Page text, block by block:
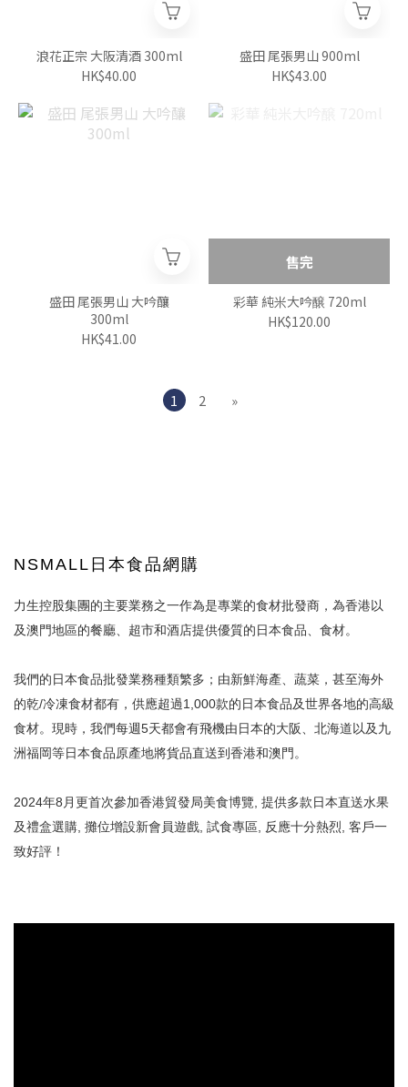
浪花正宗 大阪清酒 300ml
HK$40.00
盛田 尾張男山 900ml
HK$43.00
盛田 尾張男山 大吟釀
300ml
HK$41.00
售完
彩華 純米大吟醸 720ml
HK$120.00
1 2 »
NSMALL日本食品網購
力生控股集團的主要業務之一作為是專業的食材批發商，為香港以
及澳門地區的餐廳、超市和酒店提供優質的日本食品、食材。
我們的日本食品批發業務種類繁多；由新鮮海產、蔬菜，甚至海外
的乾/冷凍食材都有，供應超過1,000款的日本食品及世界各地的高級
食材。現時，我們每週5天都會有飛機由日本的大阪、北海道以及九
洲福岡等日本食品原產地將貨品直送到香港和澳門。
2024年8月更首次參加香港貿發局美食博覽, 提供多款日本直送水果
及禮盒選購, 攤位增設新會員遊戲, 試食專區, 反應十分熱烈, 客戶一
致好評！